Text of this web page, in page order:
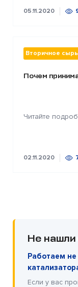
05.11.2020
Вторичное
Почем
Читайте
02.11.2020
Не нашли
Работаем
Если у вас